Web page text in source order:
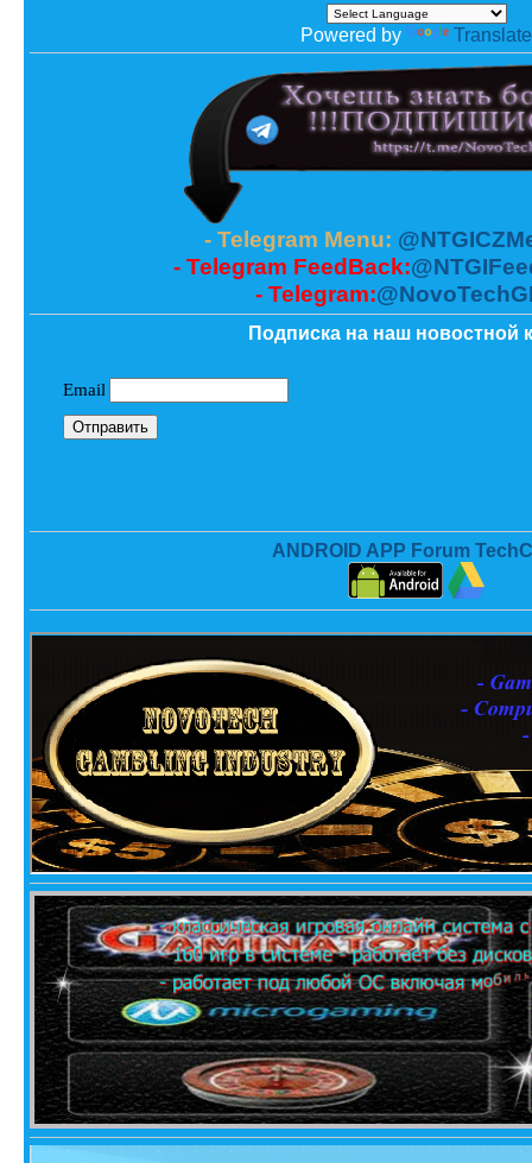
Powered by Translate
- Telegram Menu:
- Telegram FeedBack:
- Telegram:
Подписка на наш новостной
ANDROID APP Forum